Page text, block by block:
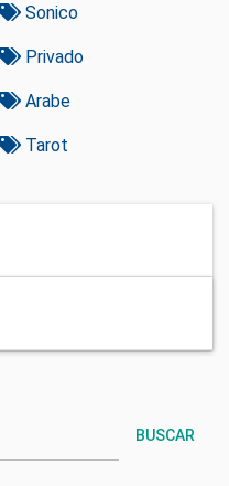
Sonico
Privado
Arabe
Tarot